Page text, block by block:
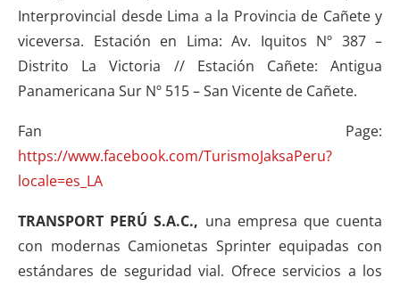
Interprovincial desde Lima a la Provincia de Cañete y
viceversa. Estación en Lima: Av. Iquitos Nº 387 –
Distrito La Victoria // Estación Cañete: Antigua
Panamericana Sur Nº 515 – San Vicente de Cañete.
Fan Page:
https://www.facebook.com/TurismoJaksaPeru?
locale=es_LA
TRANSPORT PERÚ S.A.C., una empresa que cuenta
con modernas Camionetas Sprinter equipadas con
estándares de seguridad vial. Ofrece servicios a los